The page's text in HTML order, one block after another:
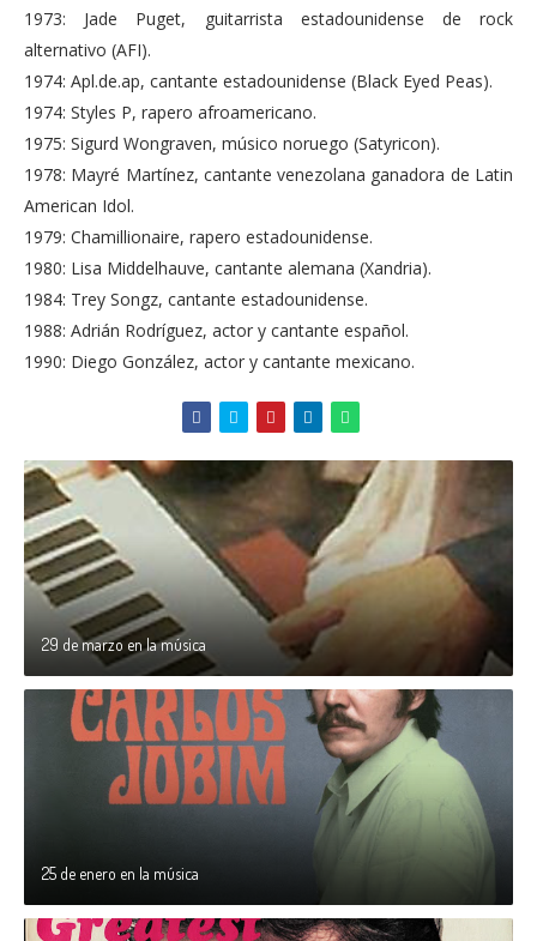
1973: Jade Puget, guitarrista estadounidense de rock
alternativo (AFI).
1974: Apl.de.ap, cantante estadounidense (Black Eyed Peas).
1974: Styles P, rapero afroamericano.
1975: Sigurd Wongraven, músico noruego (Satyricon).
1978: Mayré Martínez, cantante venezolana ganadora de Latin
American Idol.
1979: Chamillionaire, rapero estadounidense.
1980: Lisa Middelhauve, cantante alemana (Xandria).
1984: Trey Songz, cantante estadounidense.
1988: Adrián Rodríguez, actor y cantante español.
1990: Diego González, actor y cantante mexicano.
29 de marzo en la música
25 de enero en la música